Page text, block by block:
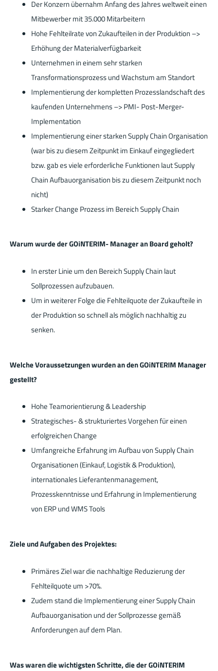
Der Konzern übernahm Anfang des Jahres weltweit einen
Mitbewerber mit 35.000 Mitarbeitern
Hohe Fehlteilrate von Zukaufteilen in der Produktion –>
Erhöhung der Materialverfügbarkeit
Unternehmen in einem sehr starken
Transformationsprozess und Wachstum am Standort
Implementierung der kompletten Prozesslandschaft des
kaufenden Unternehmens –> PMI- Post-Merger-
Implementation
Implementierung einer starken Supply Chain Organisation
(war bis zu diesem Zeitpunkt im Einkauf eingegliedert
bzw. gab es viele erforderliche Funktionen laut Supply
Chain Aufbauorganisation bis zu diesem Zeitpunkt noch
nicht)
Starker Change Prozess im Bereich Supply Chain
Warum wurde der GOiNTERIM- Manager an Board geholt?
In erster Linie um den Bereich Supply Chain laut
Sollprozessen aufzubauen.
Um in weiterer Folge die Fehlteilquote der Zukaufteile in
der Produktion so schnell als möglich nachhaltig zu
senken.
Welche Voraussetzungen wurden an den GOiNTERIM Manager
gestellt?
Hohe Teamorientierung & Leadership
Strategisches- & strukturiertes Vorgehen für einen
erfolgreichen Change
Umfangreiche Erfahrung im Aufbau von Supply Chain
Organisationen (Einkauf, Logistik & Produktion),
internationales Lieferantenmanagement,
Prozesskenntnisse und Erfahrung in Implementierung
von ERP und WMS Tools
Ziele und Aufgaben des Projektes:
Primäres Ziel war die nachhaltige Reduzierung der
Fehlteilquote um >70%.
Zudem stand die Implementierung einer Supply Chain
Aufbauorganisation und der Sollprozesse gemäß
Anforderungen auf dem Plan.
Was waren die wichtigsten Schritte, die der GOiNTERIM